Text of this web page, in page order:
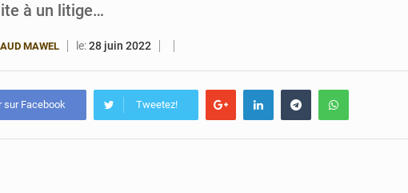
à un litige…
MAWEL le:28 juin 2022
sur Facebook Tweetez!